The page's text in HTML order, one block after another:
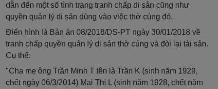
dẫn đến một số tình trạng tranh chấp di sản cũng như
quyền quản lý di sản dùng vào việc thờ cúng đó.
Điển hình là Bản án 08/2018/DS-PT ngày 30/01/2018 về
tranh chấp quyền quản lý di sản thờ cúng và đòi lại tài sản.
Cụ thể:
"Cha mẹ ông Trần Minh T tên là Trần K (sinh năm 1929,
chết ngày 06/3/2014) Mai Thị L (sinh năm 1928, chết năm